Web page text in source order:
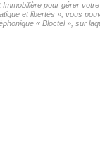
pour gérer
et libertés », vous
« Bloctel », sur